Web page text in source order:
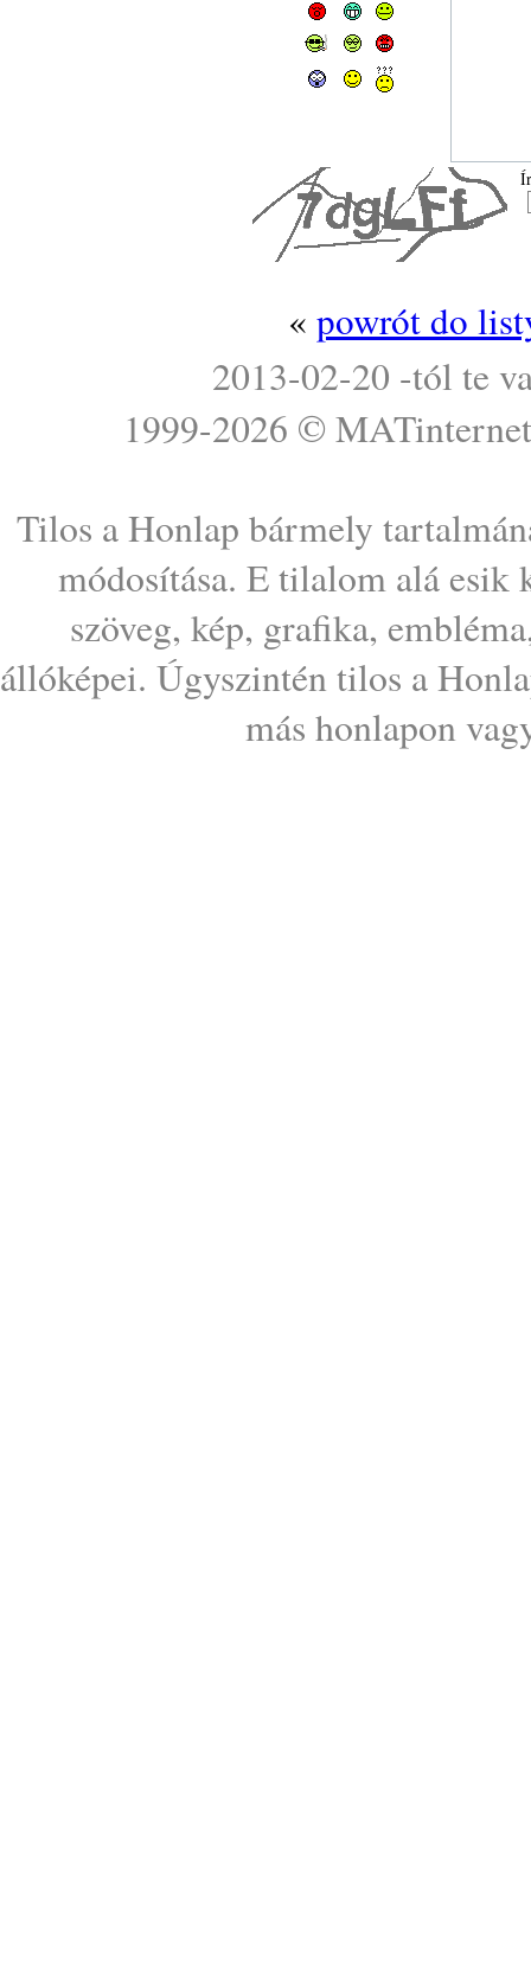
« powrót do
2013-02-20 -tól te
1999-2026 © MATinternet
Tilos a Honlap bármely
módosítása. E tilalom alá esik
szöveg, kép, grafika,
állóképei. Úgyszintén tilos a
más honlapon